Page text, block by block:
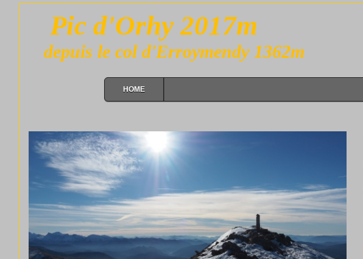
Pic d'Orhy 2017m
depuis le col d'Erroymendy 1362m
HOME